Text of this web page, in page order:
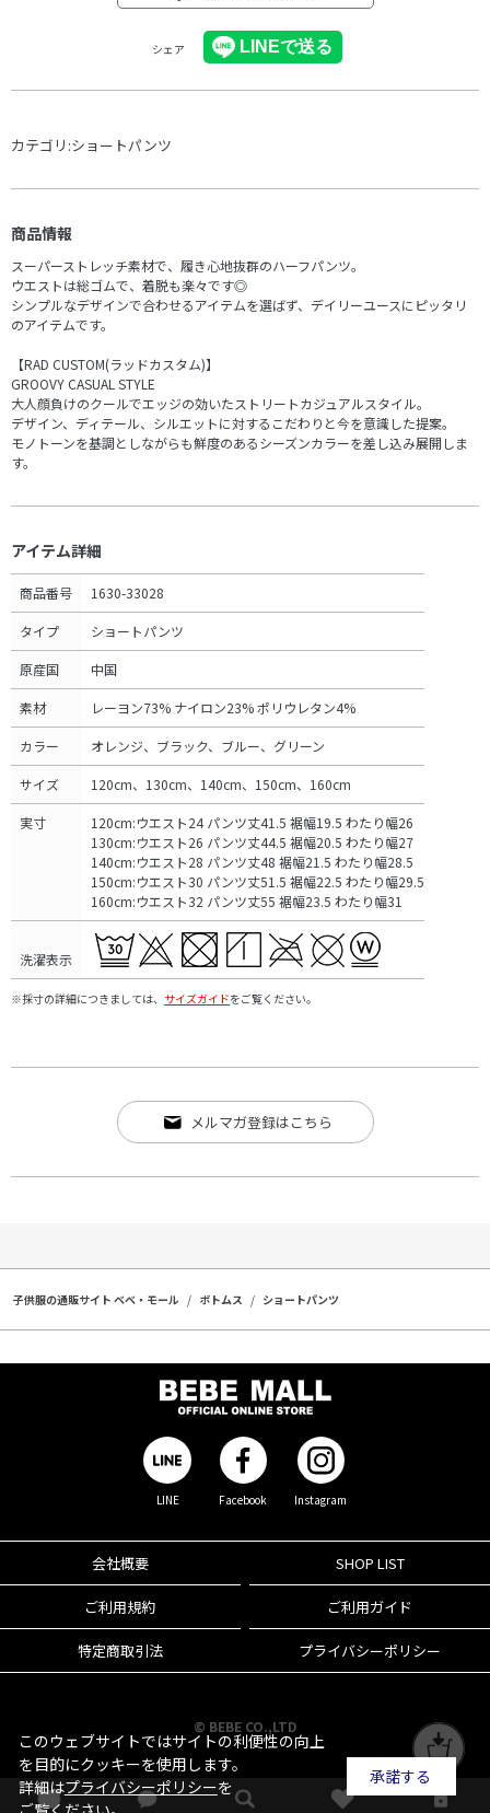
シェア
カテゴリ:ショートパンツ
商品情報
スーパーストレッチ素材で、履き心地抜群のハーフパンツ。
ウエストは総ゴムで、着脱も楽々です◎
シンプルなデザインで合わせるアイテムを選ばず、デイリーユースにピッタリ
のアイテムです。
【RAD CUSTOM(ラッドカスタム)】
GROOVY CASUAL STYLE
大人顔負けのクールでエッジの効いたストリートカジュアルスタイル。
デザイン、ディテール、シルエットに対するこだわりと今を意識した提案。
モノトーンを基調としながらも鮮度のあるシーズンカラーを差し込み展開しま
す。
アイテム詳細
商品番号 1630-33028
タイプ ショートパンツ
原産国 中国
素材 レーヨン73% ナイロン23% ポリウレタン4%
カラー オレンジ、ブラック、ブルー、グリーン
サイズ 120cm、130cm、140cm、150cm、160cm
実寸
120cm:ウエスト24 パンツ丈41.5 裾幅19.5 わたり幅26
130cm:ウエスト26 パンツ丈44.5 裾幅20.5 わたり幅27
140cm:ウエスト28 パンツ丈48 裾幅21.5 わたり幅28.5
150cm:ウエスト30 パンツ丈51.5 裾幅22.5 わたり幅29.5
160cm:ウエスト32 パンツ丈55 裾幅23.5 わたり幅31
洗濯表示
※採寸の詳細につきましては、 サイズガイドをご覧ください。
メルマガ登録はこちら
子供服の通販サイト ベベ・モール ボトムス ショートパンツ
LINE Facebook Instagram
会社概要 SHOP LIST
ご利用規約 ご利用ガイド
特定商取引法 プライバシーポリシー
© BEBE CO.,LTD
このウェブサイトではサイトの利便性の向上
を目的にクッキーを使用します。
詳細はプライバシーポリシーを
承諾する